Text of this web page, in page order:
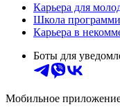
Карьера для
Школа
Карьера в
Боты для
Мобильное